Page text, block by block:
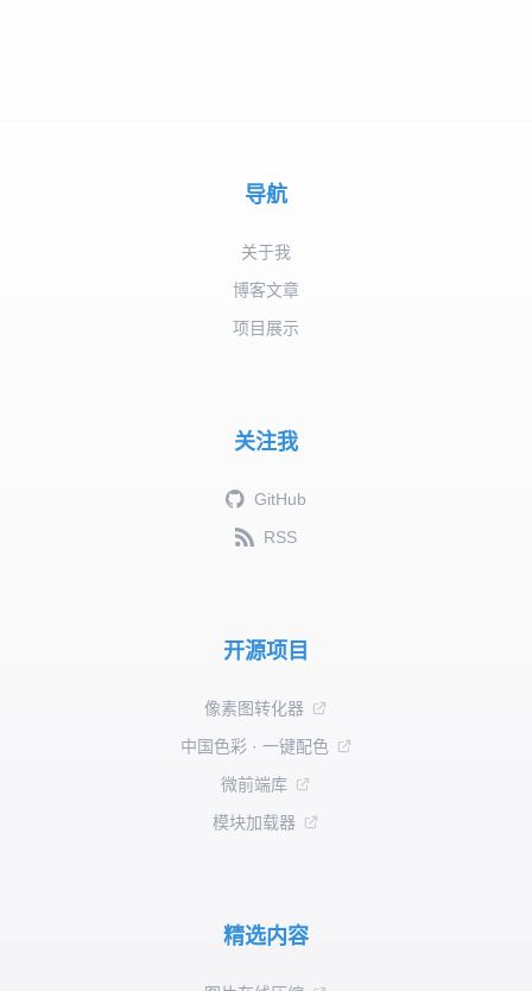
导航
关于我
博客文章
项目展示
关注我
GitHub
RSS
开源项目
像素图转化器
中国色彩 · 一键配色
微前端库
模块加载器
精选内容